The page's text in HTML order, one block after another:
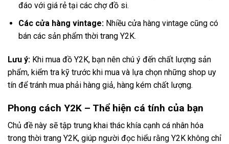
đáo với giá rẻ tại các chợ đồ si.
Các cửa hàng vintage:Nhiều cửa hàng vintage cũng có
bán các sản phẩm thời trang Y2K.
Lưu ý: Khi mua đồ Y2K, bạn nên chú ý đến chất lượng sản
phẩm, kiểm tra kỹ trước khi mua và lựa chọn những shop uy
tín để tránh mua phải hàng giả, hàng kém chất lượng.
Phong cách Y2K – Thể hiện cá tính của bạn
Chủ đề này sẽ tập trung khai thác khía cạnh cá nhân hóa
trong thời trang Y2K, giúp người đọc hiểu rằng Y2K không chỉ